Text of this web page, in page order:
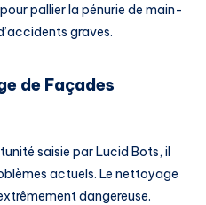
pallier la pénurie de main-
graves.
de Façades
saisie par Lucid Bots, il
actuels. Le nettoyage
dangereuse.